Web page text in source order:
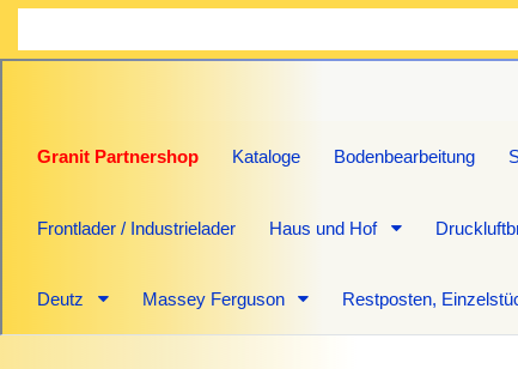
Granit Partnershop Kataloge Bodenbearbeitung
Frontlader / Industrielader Haus und Hof
Deutz Massey Ferguson Restposten,